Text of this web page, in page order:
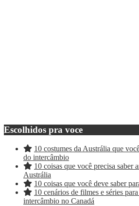
Escolhidos pra voce
10 costumes da Austrália que
do intercâmbio
10 coisas que você precisa saber
Austrália
10 coisas que você deve saber
10 cenários de filmes e séries
intercâmbio no Canadá